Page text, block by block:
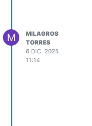
M
MILAGROS
TORRES
6 DIC. 2025
11:14